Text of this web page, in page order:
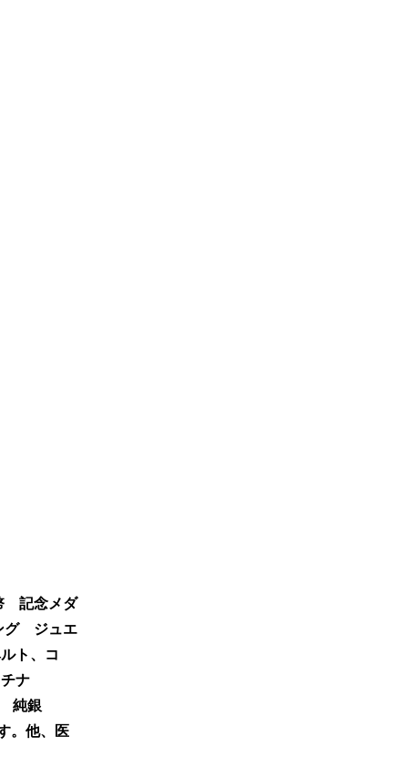
記念メダ
グ ジュエ
ト、コ
ナ
純銀
。他、医